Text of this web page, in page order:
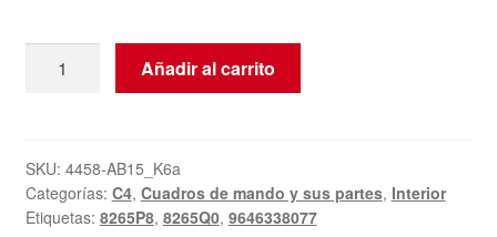
Citroën
C4
9646338077
Añadir al carrito
SKU: 4458-AB15_K6a
Categorías: C4, Cuadros de mando y sus partes, Interior
Etiquetas: 8265P8, 8265Q0, 9646338077